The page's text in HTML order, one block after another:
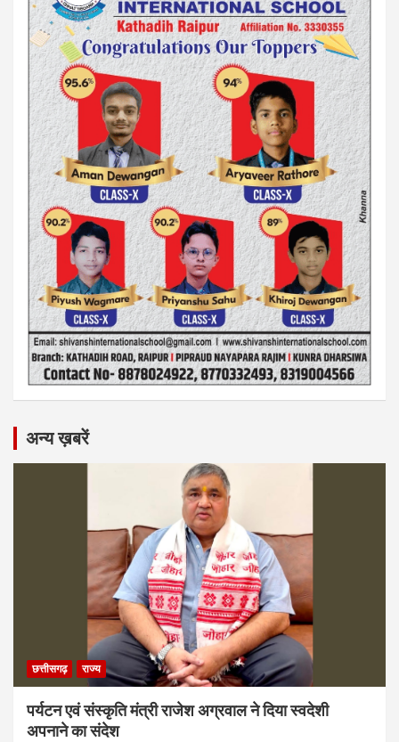
अन्य ख़बरें
छत्तीसगढ़ राज्य
पर्यटन एवं संस्कृति मंत्री राजेश अग्रवाल ने दिया स्वदेशी
अपनाने का संदेश